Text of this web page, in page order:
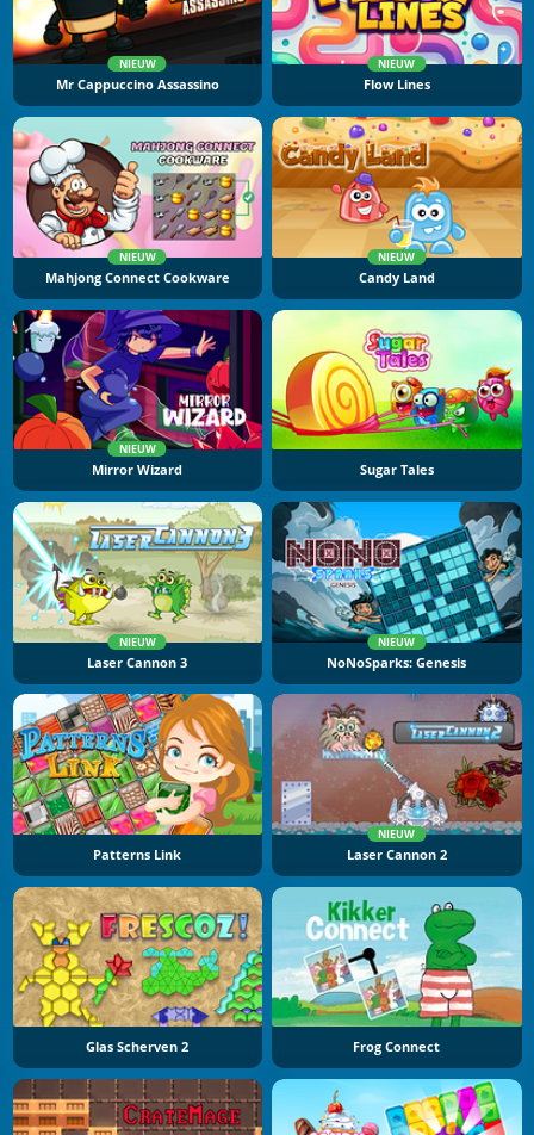
NIEUW
Mr Cappuccino Assassino
NIEUW
Flow Lines
NIEUW
Mahjong Connect Cookware
NIEUW
Candy Land
NIEUW
Mirror Wizard Sugar Tales
NIEUW
Laser Cannon 3
NIEUW
NoNoSparks: Genesis
Patterns Link
NIEUW
Laser Cannon 2
Glas Scherven 2 Frog Connect